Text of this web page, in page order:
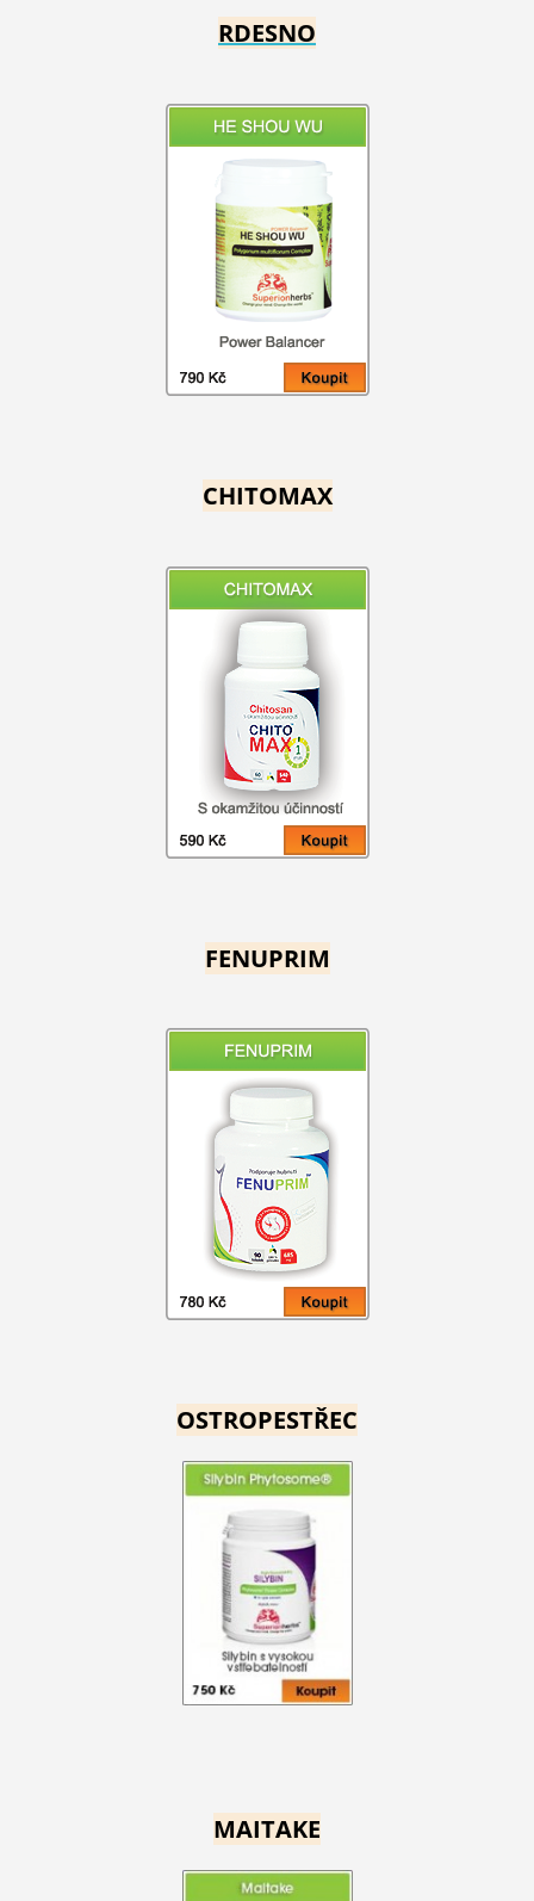
RDESNO
CHITOMAX
FENUPRIM
OSTROPESTŘEC
MAITAKE